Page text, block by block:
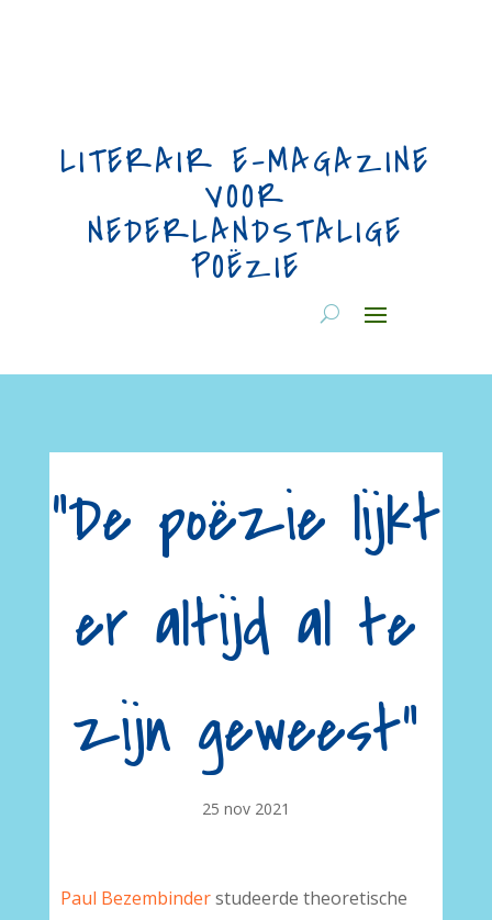
LITERAIR E-MAGAZINE
VOOR
NEDERLANDSTALIGE
POËZIE
“De poëzie lijkt
er altijd al te
zijn geweest”
25 nov 2021
Paul Bezembinderstudeerde theoretische